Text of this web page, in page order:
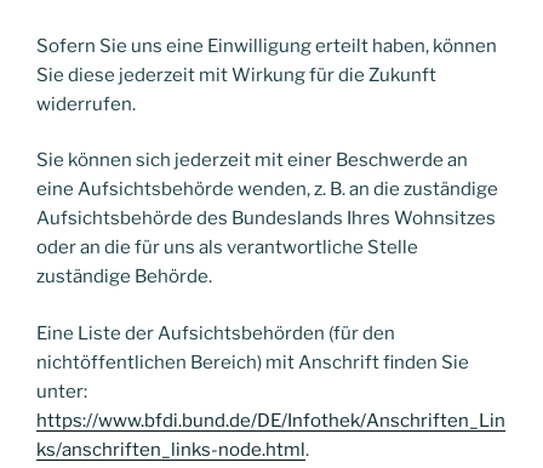
Sofern Sie uns eine Einwilligung erteilt haben, können
Sie diese jederzeit mit Wirkung für die Zukunft
widerrufen.
Sie können sich jederzeit mit einer Beschwerde an
eine Aufsichtsbehörde wenden, z. B. an die zuständige
Aufsichtsbehörde des Bundeslands Ihres Wohnsitzes
oder an die für uns als verantwortliche Stelle
zuständige Behörde.
Eine Liste der Aufsichtsbehörden (für den
nichtöffentlichen Bereich) mit Anschrift finden Sie
unter:
https://www.bfdi.bund.de/DE/Infothek/Anschriften_Lin
ks/anschriften_links-node.html.